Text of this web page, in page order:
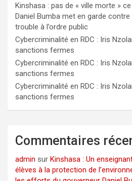
Kinshasa : pas de « ville morte »
Daniel Bumba met en garde
trouble à l’ordre public
Cybercriminalité en RDC : Iris
sanctions fermes
Cybercriminalité en RDC : Iris
sanctions fermes
Cybercriminalité en RDC : Iris
sanctions fermes
Commentaires
admin sur Kinshasa : Un
élèves à la protection de